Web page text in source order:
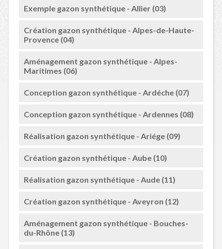
Exemple gazon synthétique - Allier (03)
Création gazon synthétique - Alpes-de-Haute-
Provence (04)
Aménagement gazon synthétique - Alpes-
Maritimes (06)
Conception gazon synthétique - Ardéche (07)
Conception gazon synthétique - Ardennes (08)
Réalisation gazon synthétique - Ariége (09)
Création gazon synthétique - Aube (10)
Réalisation gazon synthétique - Aude (11)
Création gazon synthétique - Aveyron (12)
Aménagement gazon synthétique - Bouches-
du-Rhône (13)